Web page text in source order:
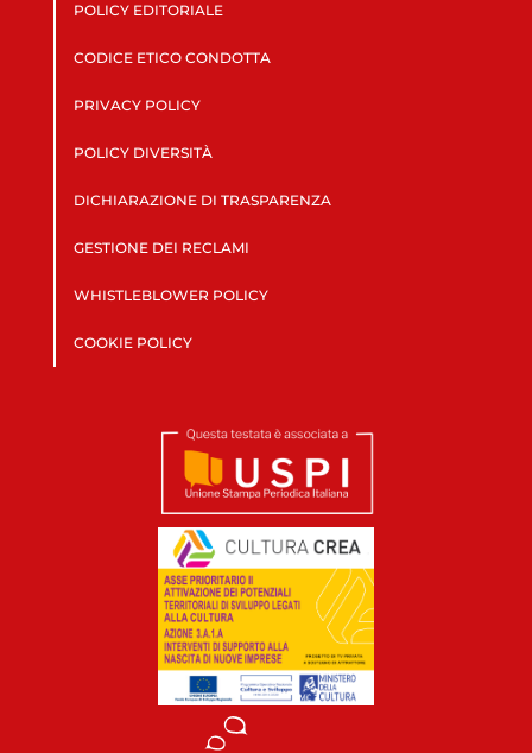
POLICY EDITORIALE
CODICE ETICO CONDOTTA
PRIVACY POLICY
POLICY DIVERSITÀ
DICHIARAZIONE DI TRASPARENZA
GESTIONE DEI RECLAMI
WHISTLEBLOWER POLICY
COOKIE POLICY